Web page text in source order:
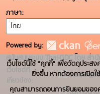
ภาษา
Powered by:
สนับสนุนระบบ Thai-GDC โดย สำ
เว็บไซต์ที่
เกี่ยวข้อง:
ระบบบัญชี
บริการนา
เว็บไซต์นี้ใช้ "คุกกี้" เพื่อวัตถุประส
ยิ่งขึ้น หากต้องการเปิด
คุณสามารถถอนการยินยอมของ